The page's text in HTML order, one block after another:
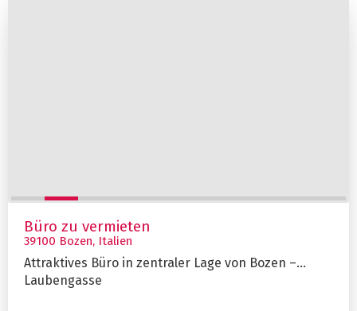
Büro zu vermieten
39100 Bozen, Italien
Attraktives Büro in zentraler Lage von Bozen –
Laubengasse